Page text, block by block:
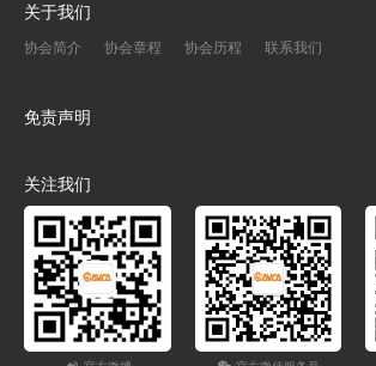
关于我们
协会简介 协会章程 协会历程 联系我们
免责声明
关注我们